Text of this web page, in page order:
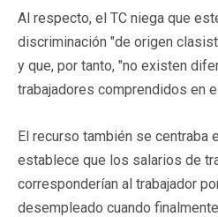
Al respecto, el TC niega que
discriminación "de origen
y que, por tanto, "no existen
trabajadores comprendidos en
El recurso también se centraba
establece que los salarios de
corresponderían al trabajador
desempleado cuando